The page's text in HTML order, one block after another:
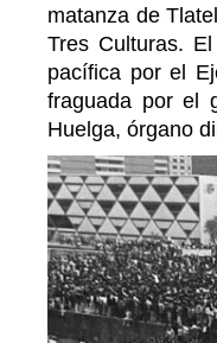
matanza de
Tres Culturas.
pacífica por el
fraguada por el
Huelga, órgano